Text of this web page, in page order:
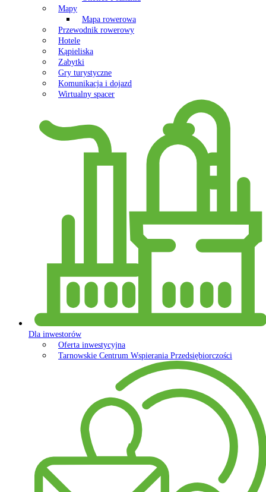
Mapy
Mapa rowerowa
Przewodnik rowerowy
Hotele
Kąpieliska
Zabytki
Gry turystyczne
Komunikacja i dojazd
Wirtualny spacer
Dla inwestorów
Oferta inwestycyjna
Tarnowskie Centrum Wspierania Przedsiębiorczości